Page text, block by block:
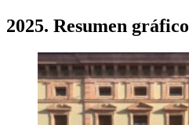
2025. Resumen gráfico